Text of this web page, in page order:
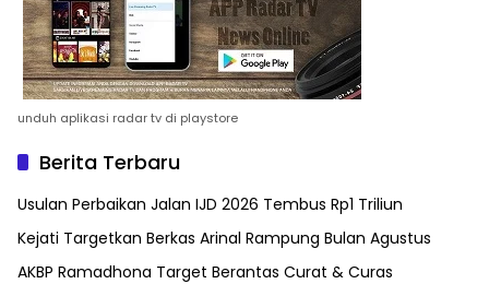
unduh aplikasi radar tv di playstore
Berita Terbaru
Usulan Perbaikan Jalan IJD 2026 Tembus Rp1 Triliun
Kejati Targetkan Berkas Arinal Rampung Bulan Agustus
AKBP Ramadhona Target Berantas Curat & Curas